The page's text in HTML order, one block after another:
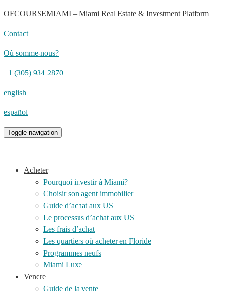
OFCOURSEMIAMI – Miami Real Estate & Investment Platform
Contact
Où somme-nous?
+1 (305) 934-2870
english
español
Toggle navigation
Acheter
Pourquoi investir à Miami?
Choisir son agent immobilier
Guide d’achat aux US
Le processus d’achat aux US
Les frais d’achat
Les quartiers où acheter en Floride
Programmes neufs
Miami Luxe
Vendre
Guide de la vente